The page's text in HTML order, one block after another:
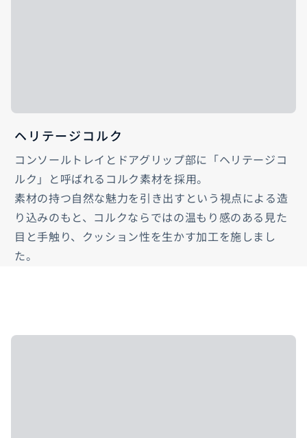
ヘリテージコルク
コンソールトレイとドアグリップ部に「ヘリテージコ
ルク」と呼ばれるコルク素材を採用。
素材の持つ自然な魅力を引き出すという視点による造
り込みのもと、コルクならではの温もり感のある見た
目と手触り、クッション性を生かす加工を施しまし
た。